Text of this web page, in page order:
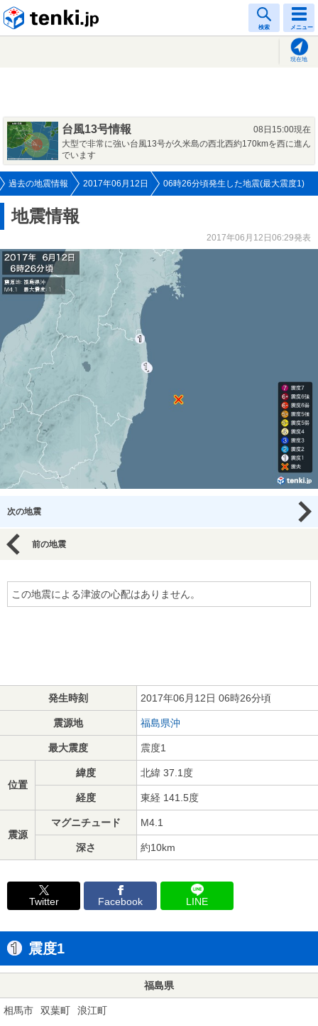
検索 メニュー
現在地
台風13号情報
08日15:00現在
大型で非常に強い台風13号が久米島の西北西約170kmを西に進ん
でいます
過去の地震情報 2017年06月12日 06時26分頃発生した地震(最大震度1)
地震情報
2017年06月12日06:29発表
次の地震
前の地震
この地震による津波の心配はありません。
発生時刻 2017年06月12日 06時26分頃
震源地 福島県沖
最大震度 震度1
位置
緯度 北緯 37.1度
経度 東経 141.5度
震源
マグニチュード M4.1
深さ 約10km
Twitter Facebook LINE
震度1
福島県
相馬市 双葉町 浪江町